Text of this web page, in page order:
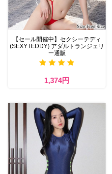
【セール開催中】セクシーテディ
(SEXYTEDDY) アダルトランジェリ
ー通販
1,374円